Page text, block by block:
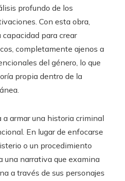
profundo de los
Con esta obra,
para crear
completamente ajenos a
del género, lo que
propia dentro de la
armar una historia criminal
En lugar de enfocarse
o un procedimiento
una narrativa que examina
a través de sus personajes